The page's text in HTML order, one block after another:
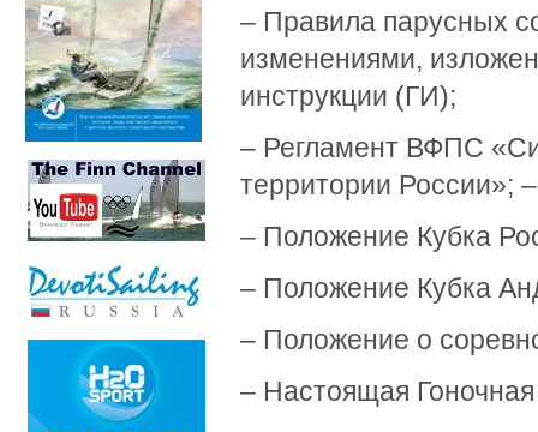
– Правила парусных
изменениями,
инструкции (ГИ);
– Регламент ВФПС
территории России»;
– Положение Кубка
– Положение Кубка
– Положение о
– Настоящая